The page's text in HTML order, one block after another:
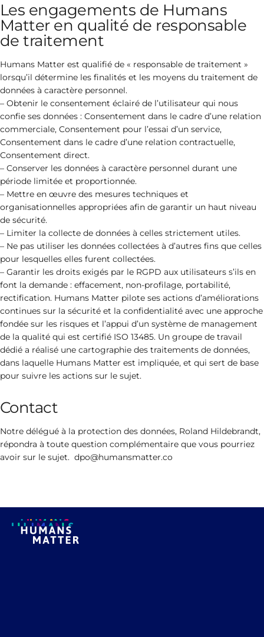
Les engagements de Humans
Matter en qualité de responsable
de traitement
Humans Matter est qualifié de « responsable de traitement »
lorsqu’il détermine les finalités et les moyens du traitement de
données à caractère personnel.
– Obtenir le consentement éclairé de l’utilisateur qui nous
confie ses données : Consentement dans le cadre d’une relation
commerciale, Consentement pour l’essai d’un service,
Consentement dans le cadre d’une relation contractuelle,
Consentement direct.
– Conserver les données à caractère personnel durant une
période limitée et proportionnée.
– Mettre en œuvre des mesures techniques et
organisationnelles appropriées afin de garantir un haut niveau
de sécurité.
– Limiter la collecte de données à celles strictement utiles.
– Ne pas utiliser les données collectées à d’autres fins que celles
pour lesquelles elles furent collectées.
– Garantir les droits exigés par le RGPD aux utilisateurs s’ils en
font la demande : effacement, non-profilage, portabilité,
rectification. Humans Matter pilote ses actions d’améliorations
continues sur la sécurité et la confidentialité avec une approche
fondée sur les risques et l’appui d’un système de management
de la qualité qui est certifié ISO 13485. Un groupe de travail
dédié a réalisé une cartographie des traitements de données,
dans laquelle Humans Matter est impliquée, et qui sert de base
pour suivre les actions sur le sujet.
Contact
Notre délégué à la protection des données, Roland Hildebrandt,
répondra à toute question complémentaire que vous pourriez
avoir sur le sujet. dpo@humansmatter.co